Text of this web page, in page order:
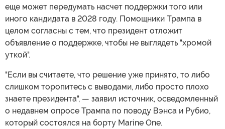
еще может передумать насчет поддержки того или
иного кандидата в 2028 году. Помощники Трампа в
целом согласны с тем, что президент отложит
объявление о поддержке, чтобы не выглядеть "хромой
уткой".
"Если вы считаете, что решение уже принято, то либо
слишком торопитесь с выводами, либо просто плохо
знаете президента", — заявил источник, осведомленный
о недавнем опросе Трампа по поводу Вэнса и Рубио,
который состоялся на борту Marine One.